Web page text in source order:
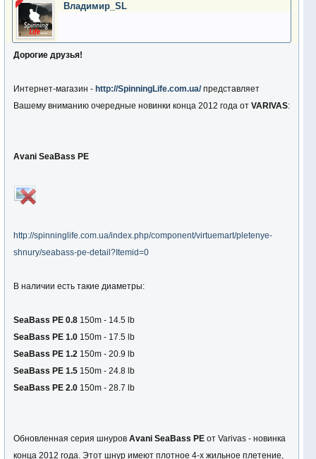
Владимир_SL
Дорогие друзья!
Интернет-магазин - http://SpinningLife.com.ua/представляет
Вашему вниманию очередные новинки конца 2012 года от VARIVAS:
Avani SeaBass PE
http://spinninglife.com.ua/index.php/component/virtuemart/pletenye-
shnury/seabass-pe-detail?Itemid=0
В наличии есть такие диаметры:
SeaBass PE 0.8 150m - 14.5 lb
SeaBass PE 1.0 150m - 17.5 lb
SeaBass PE 1.2 150m - 20.9 lb
SeaBass PE 1.5 150m - 24.8 lb
SeaBass PE 2.0 150m - 28.7 lb
Обновленная серия шнуров Avani SeaBass PE от Varivas - новинка
конца 2012 года. Этот шнур имеют плотное 4-х жильное плетение,